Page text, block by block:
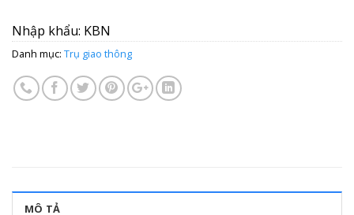
Nhập khẩu: KBN
Danh mục: Trụ giao thông
MÔ TẢ